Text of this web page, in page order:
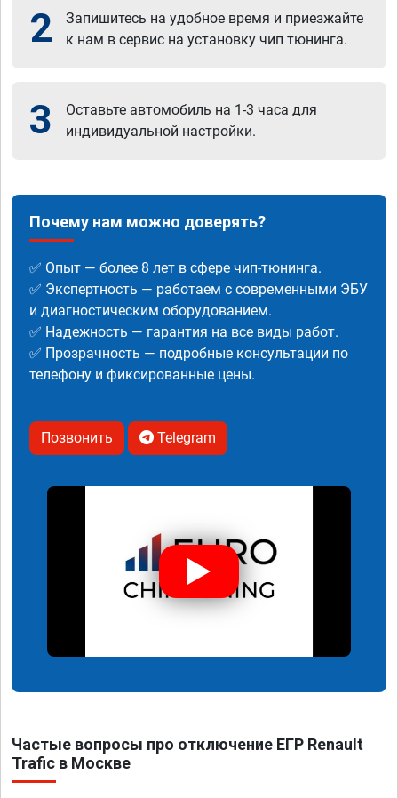
2
Запишитесь на удобное время и приезжайте
к нам в сервис на установку чип тюнинга.
3
Оставьте автомобиль на 1-3 часа для
индивидуальной настройки.
Почему нам можно доверять?
✅ Опыт — более 8 лет в сфере чип-тюнинга.
✅ Экспертность — работаем с современными ЭБУ
и диагностическим оборудованием.
✅ Надежность — гарантия на все виды работ.
✅ Прозрачность — подробные консультации по
телефону и фиксированные цены.
Позвонить Telegram
Частые вопросы про отключение ЕГР Renault
Trafic в Москве